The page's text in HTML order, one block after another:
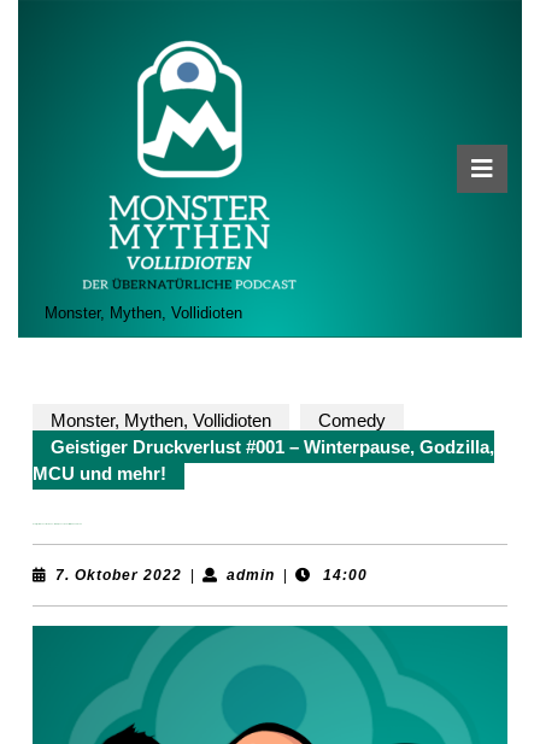
Monster, Mythen, Vollidioten
Monster, Mythen, Vollidioten
Comedy
Geistiger Druckverlust #001 – Winterpause, Godzilla,
MCU und mehr!
7. Oktober 2022 7.
adminadmin 14:00